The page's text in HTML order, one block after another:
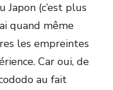
Japon (c’est plus
quand même
les empreintes
Car oui, de
au fait